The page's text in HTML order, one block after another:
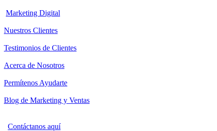
Marketing Digital
Nuestros Clientes
Testimonios de Clientes
Acerca de Nosotros
Permítenos Ayudarte
Blog de Marketing y Ventas
Contáctanos aquí